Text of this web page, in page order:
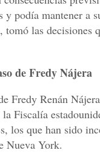
podía mantener a
las decisiones
de Fredy Nájera
Fredy Renán
Fiscalía
los que han sido
Nueva York.